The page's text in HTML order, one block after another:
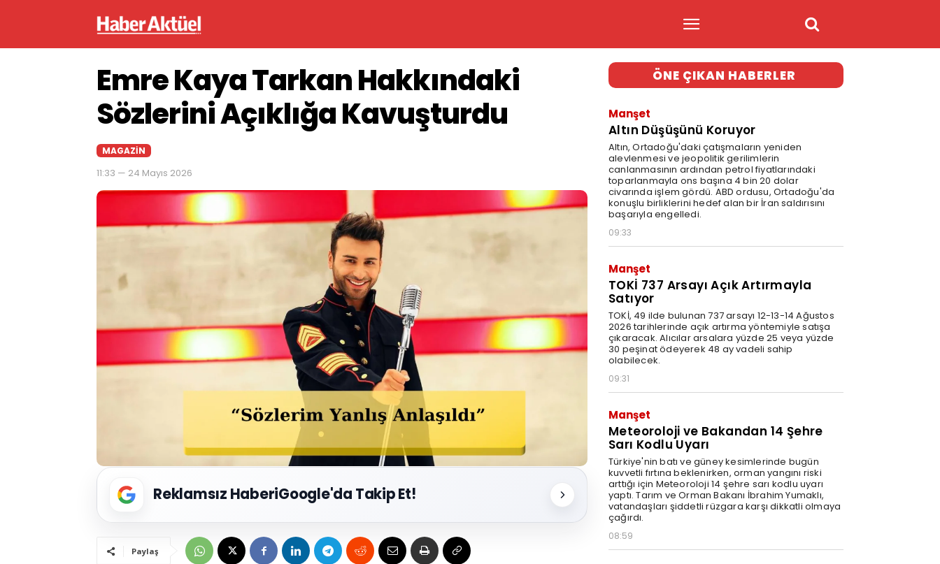
Emre Kaya Tarkan Hakkındaki
Sözlerini Açıklığa Kavuşturdu
MAGAZIN
11:33 — 24 Mayıs 2026
Reklamsız HaberiGoogle'da Takip Et!
Paylaş
ÖNE ÇIKAN HABERLER
Manşet
Altın Düşüşünü Koruyor
Altın, Ortadoğu'daki çatışmaların yeniden
alevlenmesi ve jeopolitik gerilimlerin
canlanmasının ardından petrol fiyatlarındaki
toparlanmayla ons başına 4 bin 20 dolar
civarında işlem gördü. ABD ordusu, Ortadoğu'da
konuşlu birliklerini hedef alan bir İran saldırısını
başarıyla engelledi.
09:33
Manşet
TOKİ 737 Arsayı Açık Artırmayla
Satıyor
TOKİ, 49 ilde bulunan 737 arsayı 12-13-14 Ağustos
2026 tarihlerinde açık artırma yöntemiyle satışa
çıkaracak. Alıcılar arsalara yüzde 25 veya yüzde
30 peşinat ödeyerek 48 ay vadeli sahip
olabilecek.
09:31
Manşet
Meteoroloji ve Bakandan 14 Şehre
Sarı Kodlu Uyarı
Türkiye'nin batı ve güney kesimlerinde bugün
kuvvetli fırtına beklenirken, orman yangını riski
arttığı için Meteoroloji 14 şehre sarı kodlu uyarı
yaptı. Tarım ve Orman Bakanı İbrahim Yumaklı,
vatandaşları şiddetli rüzgara karşı dikkatli olmaya
çağırdı.
08:59